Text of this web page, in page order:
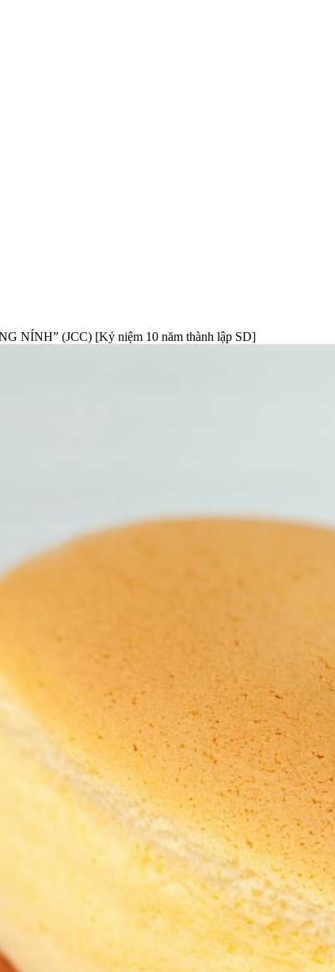
NÍNH” (JCC) [Kỷ niệm 10 năm thành lập SD]